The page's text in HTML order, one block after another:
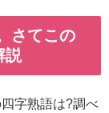
さてこの
説
字熟語は?調べ